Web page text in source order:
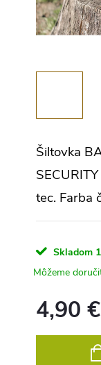
Šiltovka
tec. Farba
Skladom
4,90 €